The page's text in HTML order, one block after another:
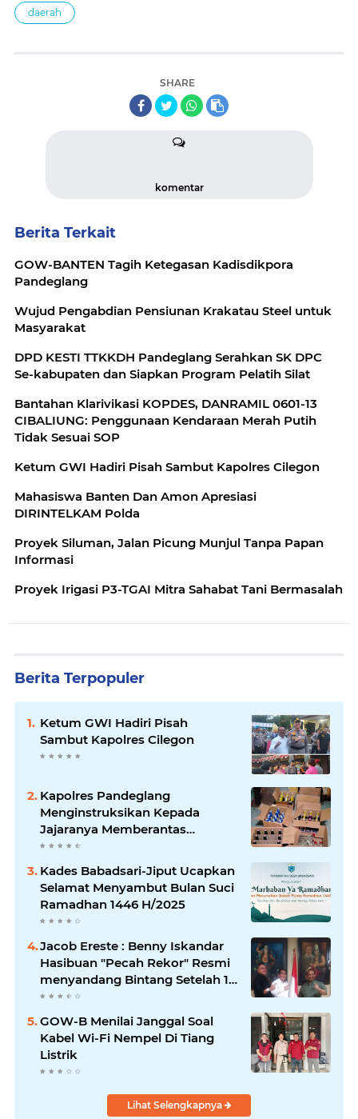
daerah
SHARE
komentar
Berita Terkait
GOW-BANTEN Tagih Ketegasan Kadisdikpora
Pandeglang
Wujud Pengabdian Pensiunan Krakatau Steel untuk
Masyarakat
DPD KESTI TTKKDH Pandeglang Serahkan SK DPC
Se-kabupaten dan Siapkan Program Pelatih Silat
Bantahan Klarivikasi KOPDES, DANRAMIL 0601-13
CIBALIUNG: Penggunaan Kendaraan Merah Putih
Tidak Sesuai SOP
Ketum GWI Hadiri Pisah Sambut Kapolres Cilegon
Mahasiswa Banten Dan Amon Apresiasi
DIRINTELKAM Polda
Proyek Siluman, Jalan Picung Munjul Tanpa Papan
Informasi
Proyek Irigasi P3-TGAI Mitra Sahabat Tani Bermasalah
Berita Terpopuler
Ketum GWI Hadiri Pisah
Sambut Kapolres Cilegon
Kapolres Pandeglang
Menginstruksikan Kepada
Jajaranya Memberantas
Peredaran Miras
Kades Babadsari-Jiput Ucapkan
Selamat Menyambut Bulan Suci
Ramadhan 1446 H/2025
Jacob Ereste : Benny Iskandar
Hasibuan "Pecah Rekor" Resmi
menyandang Bintang Setelah 14
Tahun Ngejokrok Berpangjat
GOW-B Menilai Janggal Soal
Kabel Wi-Fi Nempel Di Tiang
Listrik
Lihat Selengkapnya